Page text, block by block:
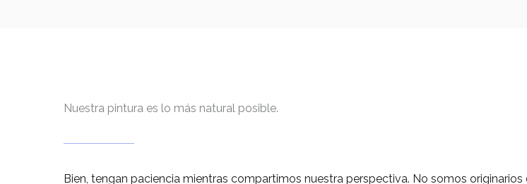
Nuestra pintura es lo más natural posible.
Bien, tengan paciencia mientras compartimos nuestra perspectiva. No somos